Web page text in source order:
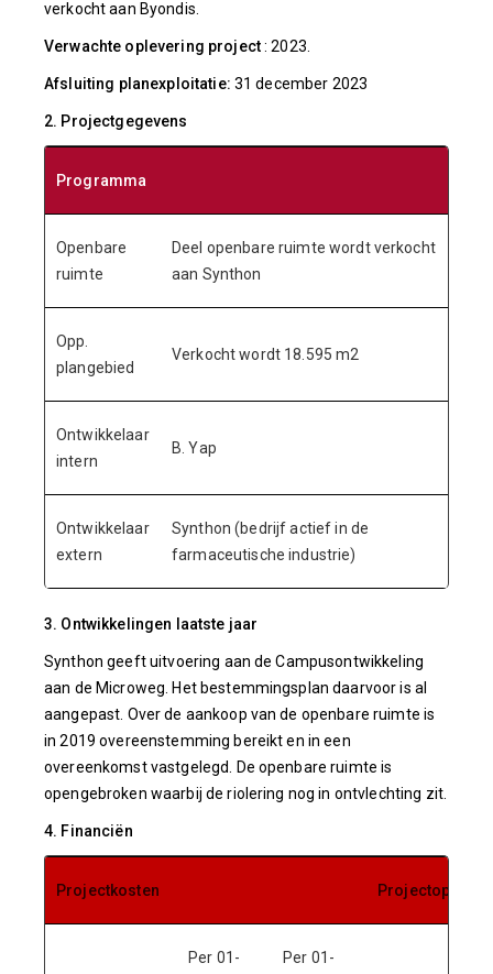
verkocht aan Byondis.
Verwachte oplevering project: 2023.
Afsluiting planexploitatie: 31 december 2023
2. Projectgegevens
Programma
Openbare
ruimte
Deel openbare ruimte wordt verkocht
aan Synthon
Opp.
plangebied
Verkocht wordt 18.595 m2
Ontwikkelaar
intern
B. Yap
Ontwikkelaar
extern
Synthon (bedrijf actief in de
farmaceutische industrie)
3. Ontwikkelingen laatste jaar
Synthon geeft uitvoering aan de Campusontwikkeling
aan de Microweg. Het bestemmingsplan daarvoor is al
aangepast. Over de aankoop van de openbare ruimte is
in 2019 overeenstemming bereikt en in een
overeenkomst vastgelegd. De openbare ruimte is
opengebroken waarbij de riolering nog in ontvlechting zit.
4. Financiën
Projectkosten
Per 01-
Per 01-